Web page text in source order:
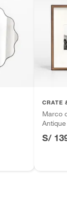
motorizadas.
electrónicos.
CRATE
Marco
S/